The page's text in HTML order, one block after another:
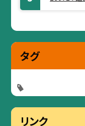
タグ
リンク